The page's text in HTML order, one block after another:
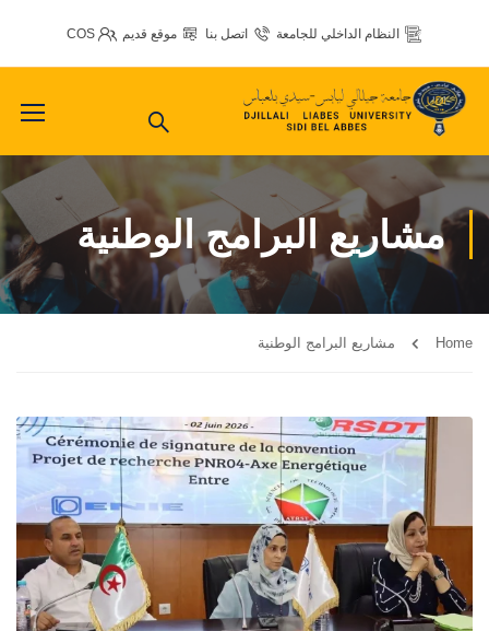
النظام الداخلي للجامعة اتصل بنا موقع قديم COS
مشاريع البرامج الوطنية
Home مشاريع البرامج الوطنية